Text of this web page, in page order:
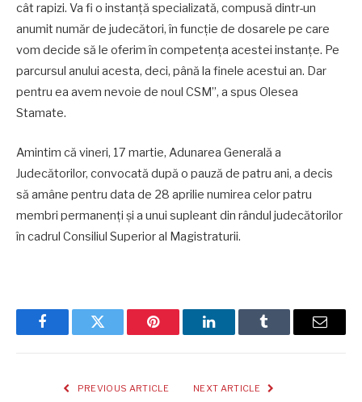
cât rapizi. Va fi o instanță specializată, compusă dintr-un
anumit număr de judecători, în funcție de dosarele pe care
vom decide să le oferim în competența acestei instanțe. Pe
parcursul anului acesta, deci, până la finele acestui an. Dar
pentru ea avem nevoie de noul CSM”, a spus Olesea
Stamate.
Amintim că vineri, 17 martie, Adunarea Generală a
Judecătorilor, convocată după o pauză de patru ani, a decis
să amâne pentru data de 28 aprilie numirea celor patru
membri permanenți și a unui supleant din rândul judecătorilor
în cadrul Consiliul Superior al Magistraturii.
FacebookTwitter Pinterest LinkedInTumblr Email
PREVIOUS ARTICLE NEXT ARTICLE